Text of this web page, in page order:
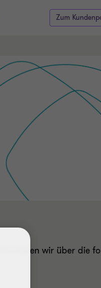
Zum
wir über die